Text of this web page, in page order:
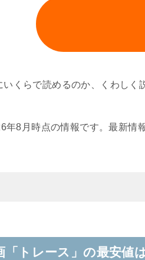
いくらで読めるのか、くわしく
年8月時点の情報です。最新情
「トレース」の最安値